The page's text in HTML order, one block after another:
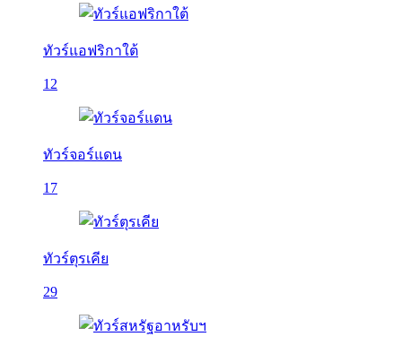
ทัวร์แอฟริกาใต้
12
ทัวร์จอร์แดน
17
ทัวร์ตุรเคีย
29